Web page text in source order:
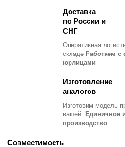
Доставка
по России и
СНГ
Оперативная
складе Работаем с
юрлицами
Изготовление
аналогов
Изготовим модель
вашей. Единичное
производство
Совместимость